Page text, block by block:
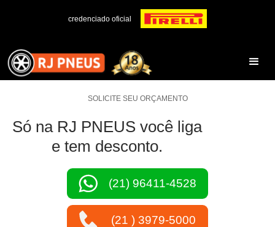
credenciado oficial
SOLICITE SEU ORÇAMENTO
Só na RJ PNEUS você liga
e tem desconto.
(21) 96411-4528
(21 ) 3979-5000